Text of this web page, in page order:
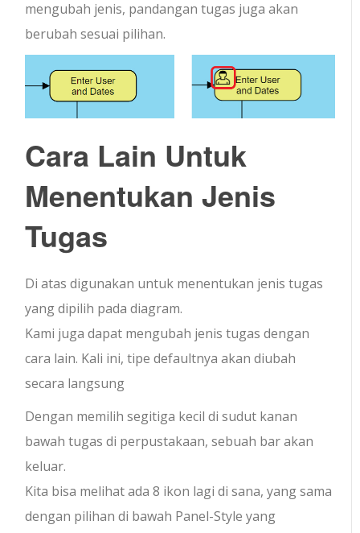
mengubah jenis, pandangan tugas juga akan
berubah sesuai pilihan.
Cara Lain Untuk
Menentukan Jenis
Tugas
Di atas digunakan untuk menentukan jenis tugas
yang dipilih pada diagram.
Kami juga dapat mengubah jenis tugas dengan
cara lain. Kali ini, tipe defaultnya akan diubah
secara langsung
Dengan memilih segitiga kecil di sudut kanan
bawah tugas di perpustakaan, sebuah bar akan
keluar.
Kita bisa melihat ada 8 ikon lagi di sana, yang sama
dengan pilihan di bawah Panel-Style yang